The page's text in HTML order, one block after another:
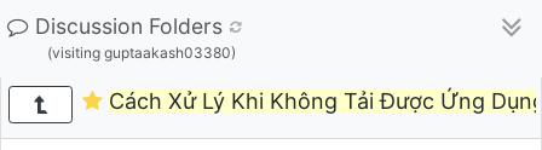
Discussion Folders
(visiting guptaakash03380)
Cách Xử Lý Khi Không Tải Được Ứng